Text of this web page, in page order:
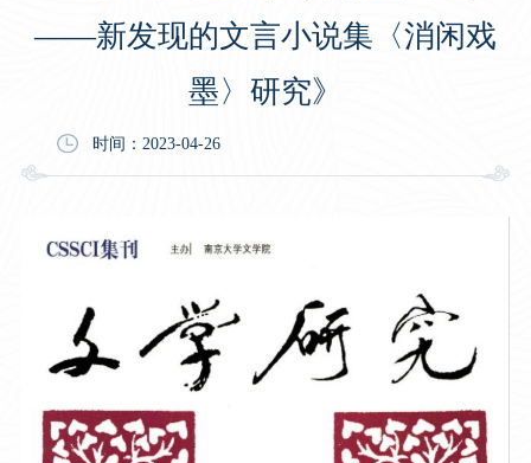
——新发现的文言小说集〈消闲戏
墨〉研究》
时间：2023-04-26